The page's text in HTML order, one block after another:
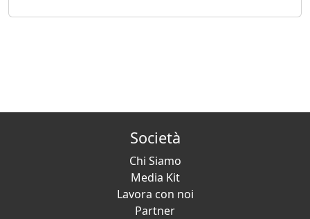
Società
Chi Siamo
Media Kit
Lavora con noi
Partner